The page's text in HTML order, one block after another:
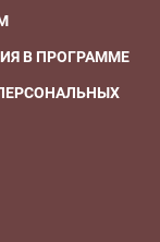
В ПРОГРАММЕ